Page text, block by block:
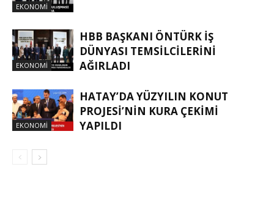
EKONOMI
EKONOMI
HBB BAŞKANI ÖNTÜRK İŞ
DÜNYASI TEMSİLCİLERİNİ
AĞIRLADI
EKONOMI
HATAY’DA YÜZYILIN KONUT
PROJESİ’NİN KURA ÇEKİMİ
YAPILDI